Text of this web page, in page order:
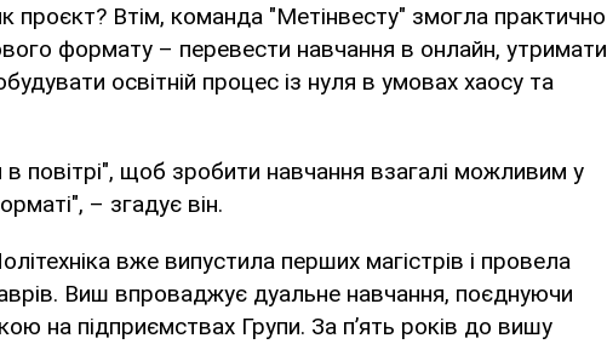
проєкт? Втім, команда "Метінвесту" змогла практично
формату – перевести навчання в онлайн, утримати
освітній процес із нуля в умовах хаосу та
повітрі", щоб зробити навчання взагалі можливим у
– згадує він.
вже випустила перших магістрів і провела
Виш впроваджує дуальне навчання, поєднуючи
на підприємствах Групи. За п’ять років до вишу